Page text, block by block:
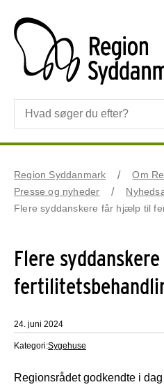
Region Syddanmark
Om
Presse og nyheder
Flere syddanskere får hjælp til
Flere
24. juni 2024
Kategori:Sygehuse
Regionsrådet godkendte i